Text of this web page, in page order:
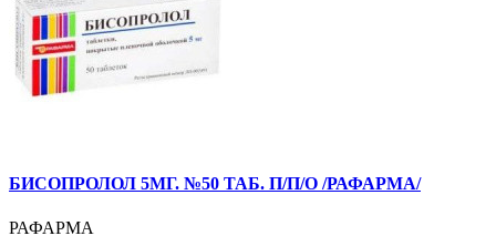
БИСОПРОЛОЛ 5МГ. №50 ТАБ. П/П/О /РАФАРМА/
РАФАРМА